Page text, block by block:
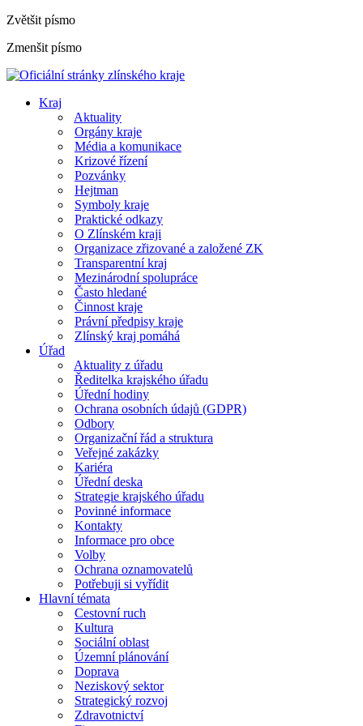
Zvětšit písmo
Zmenšit písmo
Kraj
Aktuality
Orgány kraje
Média a komunikace
Krizové řízení
Pozvánky
Hejtman
Symboly kraje
Praktické odkazy
O Zlínském kraji
Organizace zřizované a založené ZK
Transparentní kraj
Mezinárodní spolupráce
Často hledané
Činnost kraje
Právní předpisy kraje
Zlínský kraj pomáhá
Úřad
Aktuality z úřadu
Ředitelka krajského úřadu
Úřední hodiny
Ochrana osobních údajů (GDPR)
Odbory
Organizační řád a struktura
Veřejné zakázky
Kariéra
Úřední deska
Strategie krajského úřadu
Povinné informace
Kontakty
Informace pro obce
Volby
Ochrana oznamovatelů
Potřebuji si vyřídit
Hlavní témata
Cestovní ruch
Kultura
Sociální oblast
Územní plánování
Doprava
Neziskový sektor
Strategický rozvoj
Zdravotnictví